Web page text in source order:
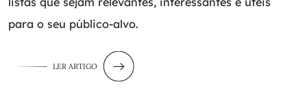
para o seu público-alvo.
LER ARTIGO